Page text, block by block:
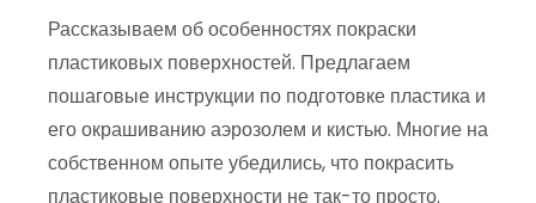
Рассказываем об особенностях покраски
пластиковых поверхностей. Предлагаем
пошаговые инструкции по подготовке пластика и
его окрашиванию аэрозолем и кистью. Многие на
собственном опыте убедились, что покрасить
пластиковые поверхности не так-то просто.